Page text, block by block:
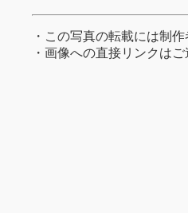
・この写真の転載には制
・画像への直接リンクは